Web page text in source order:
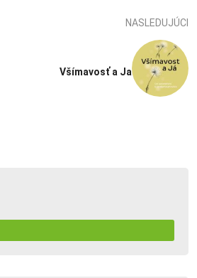
NASLEDUJÚCI
Všímavosť a Ja